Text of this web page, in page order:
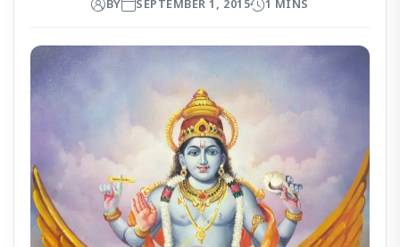
BY SEPTEMBER 1, 2015 1 MINS